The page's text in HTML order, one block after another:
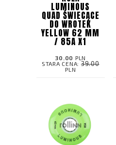
LUMINOUS
QUAD ŚWIECĄCE
DO WROTEK
YELLOW 62 MM
/ 85A X1
30.00 PLN
STARA CENA:39.00
PLN